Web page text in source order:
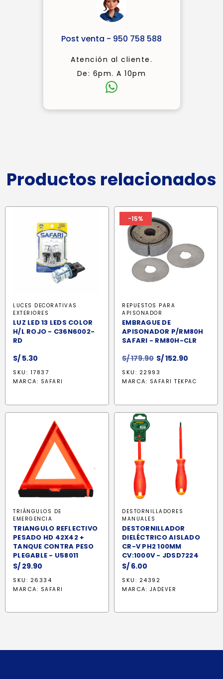
Post venta - 950 758 588
Atención al cliente.
De: 6pm. A 10pm
Productos relacionados
LUCES DECORATIVAS
EXTERIORES
LUZ LED 13 LEDS COLOR
H/L ROJO - C36N6002-
RD
S/ 5.30
SKU: 17837
MARCA: SAFARI
-15%
REPUESTOS PARA
APISONADOR
EMBRAGUE DE
APISONADOR P/RM80H
SAFARI - RM80H-CLR
S/179.90 El
precio
original
S/152.90
actual
SKU: 22993
MARCA: SAFARI TEKPAC
TRIÁNGULOS DE
EMERGENCIA
TRIANGULO REFLECTIVO
PESADO HD 42X42 +
TANQUE CONTRA PESO
PLEGABLE - U58011
S/ 29.90
SKU: 26334
MARCA: SAFARI
DESTORNILLADORES
MANUALES
DESTORNILLADOR
DIELÉCTRICO AISLADO
CR-V PH2 100MM
CV:1000V - JDSD7224
S/ 6.00
SKU: 24392
MARCA: JADEVER